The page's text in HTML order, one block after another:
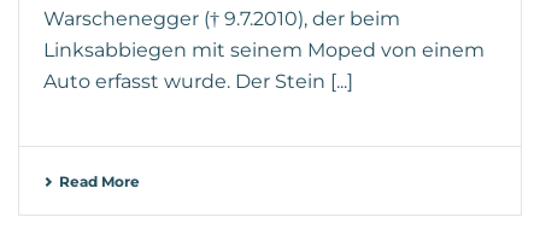
Warschenegger († 9.7.2010), der beim
Linksabbiegen mit seinem Moped von einem
Auto erfasst wurde. Der Stein [...]
Read More